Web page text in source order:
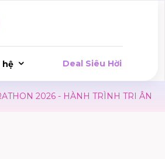
hệ Deal Siêu Hời
2026 - HÀNH TRÌNH TRI ÂN